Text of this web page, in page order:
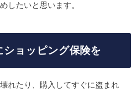
したいと思います。
ショッピング保険を
れたり、購入してすぐに盗まれ